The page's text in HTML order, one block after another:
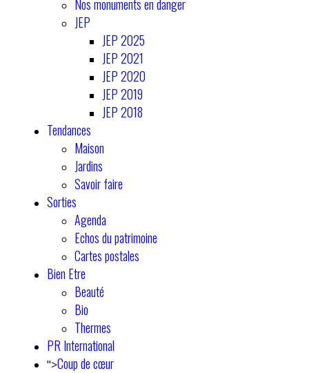
Nos monuments en danger
JEP
JEP 2025
JEP 2021
JEP 2020
JEP 2019
JEP 2018
Tendances
Maison
Jardins
Savoir faire
Sorties
Agenda
Echos du patrimoine
Cartes postales
Bien Etre
Beauté
Bio
Thermes
PR International
">Coup de cœur